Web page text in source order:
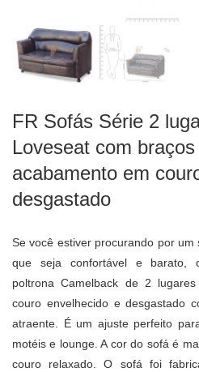
FR Sofás Série 2
Loveseat com
acabamento em
desgastado
Se você estiver procurando por
que seja confortável e barato,
poltrona Camelback de 2
couro envelhecido e desgastado
atraente. É um ajuste perfeito
motéis e lounge. A cor do sofá é
couro relaxado. O sofá foi